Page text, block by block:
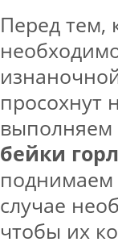
Перед тем,
просохнут
выполняем
бейки
поднимаем
случае
чтобы их